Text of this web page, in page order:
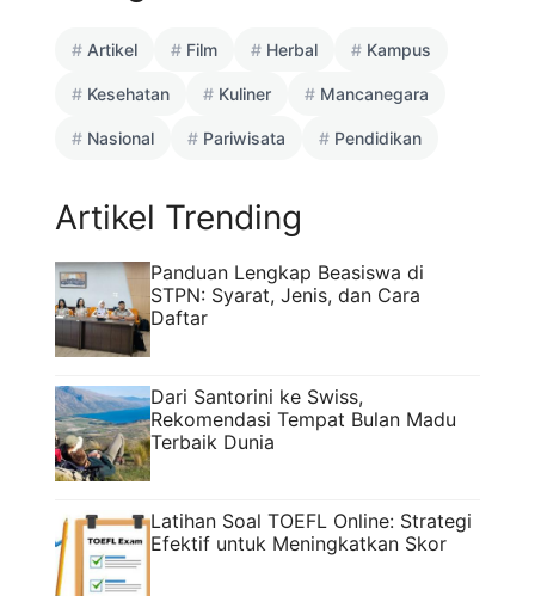
Artikel Film Herbal Kampus
Kesehatan Kuliner Mancanegara
Nasional Pariwisata Pendidikan
Artikel Trending
Panduan Lengkap Beasiswa di
STPN: Syarat, Jenis, dan Cara
Daftar
Dari Santorini ke Swiss,
Rekomendasi Tempat Bulan Madu
Terbaik Dunia
Latihan Soal TOEFL Online: Strategi
Efektif untuk Meningkatkan Skor